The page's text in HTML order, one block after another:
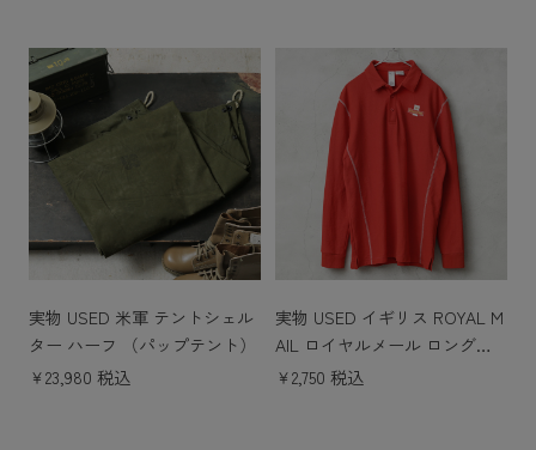
実物 USED 米軍 テントシェル
ター ハーフ （パップテント）
￥23,980 税込
実物 USED イギリス ROYAL M
AIL ロイヤルメール ロングス
リーブ ポロシャツ
￥2,750 税込